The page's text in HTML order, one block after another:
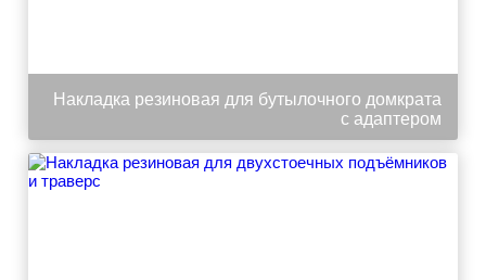
Накладка резиновая для бутылочного домкрата
с адаптером